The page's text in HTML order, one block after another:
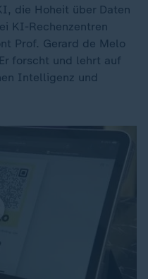
die Hoheit über Daten
KI-Rechenzentren
Prof. Gerard de Melo
forscht und lehrt auf
Intelligenz und